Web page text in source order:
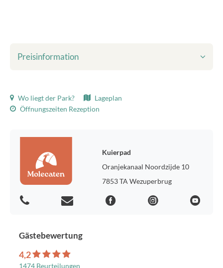
Preisinformation
Inbegriffen im angezeigten Preis:
Kurtaxe
Bettwäsche
WLAN
Gas-, Wasser- und Stromverbrauch
Parkplatz für ein Auto
Kurtaxe 2026, p.P.p.N.: 1,45 €
Hast du einen Lieblingsplatz auf dem Park? Für 35 € extra legen
wir gerne deinen Wunsch fest.
Übrige Tarife:
Wo liegt der Park?
Lageplan
Öffnungszeiten Rezeption
Kuierpad
Oranjekanaal Noordzijde 10
7853 TA Wezuperbrug
Gästebewertung
4,2
1474 Beurteilungen